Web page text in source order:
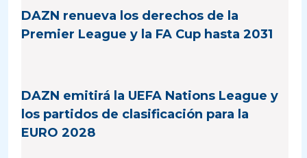
DAZN renueva los derechos de la
Premier League y la FA Cup hasta 2031
DAZN emitirá la UEFA Nations League y
los partidos de clasificación para la
EURO 2028